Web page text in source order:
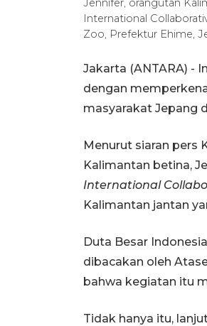
Jennifer, orangutan
International
Zoo, Prefektur Ehime,
Jakarta (ANTARA) -
dengan
masyarakat Jepang
Menurut siaran pers
Kalimantan betina,
International
Kalimantan jantan
Duta Besar
dibacakan oleh
bahwa kegiatan itu
Tidak hanya itu,